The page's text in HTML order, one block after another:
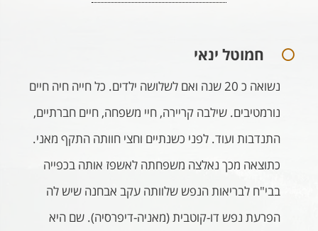
חמוטל ינאי
נשואה כ 20 שנה ואם לשלושה ילדים. כל חייה חיה חיים
נורמטיבים. שילבה קריירה, חיי משפחה, חיים חברתיים,
התנדבות ועוד. לפני כשנתיים וחצי חוותה התקף מאני.
כתוצאה מכך נאלצה משפחתה לאשפז אותה בכפייה
בבי"ח לבריאות הנפש שלוותה עקב אבחנה שיש לה
הפרעת נפש דו-קוטבית (מאניה-דיפרסיה). שם היא